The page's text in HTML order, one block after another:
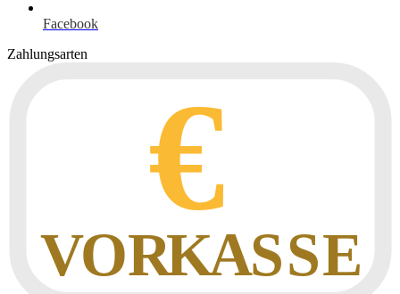
Facebook
Zahlungsarten